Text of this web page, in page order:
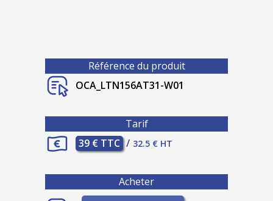
Référence du produit
OCA_LTN156AT31-W01
Tarif
39 € TTC / 32.5 € HT
Acheter